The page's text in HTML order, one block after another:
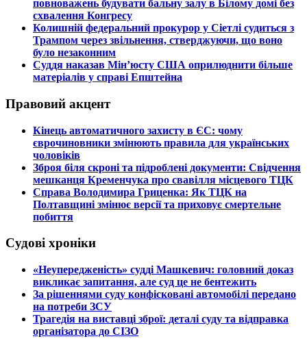
повноважень будувати бальну залу в Білому домі без
схвалення Конгресу
​Колишній федеральний прокурор у Сіетлі судиться з
Трампом через звільнення, стверджуючи, що воно
було незаконним
​Суддя наказав Мін’юсту США оприлюднити більше
матеріалів у справі Епштейна
Правовий акцент
​Кінець автоматичного захисту в ЄС: чому
єврочиновники змінюють правила для українських
чоловіків
​Зброя біля скроні та підроблені документи: Свідчення
мешканця Кременчука про свавілля місцевого ТЦК
​Справа Володимира Гриценка: Як ТЦК на
Полтавщині змінює версії та приховує смертельне
побиття
Судові хроніки
​«Неупередженість» судді Машкевич: головний доказ
викликає запитання, але суд це не бентежить
​За рішеннями суду конфісковані автомобілі передано
на потреби ЗСУ
​Трагедія на виставці зброї: деталі суду та відправка
організатора до СІЗО